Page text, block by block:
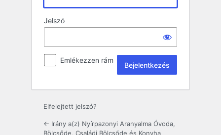
Jelszó
Emlékezzen rám
Elfelejtett jelszó?
← Irány a(z) Nyírpazonyi Aranyalma Óvoda,
Bölcsőde, Családi Bölcsőde és Konyha